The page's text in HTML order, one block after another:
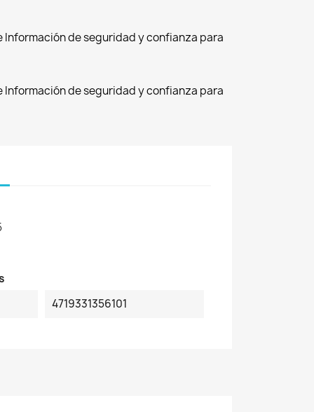
Información de seguridad y confianza para
Información de seguridad y confianza para
4719331356101